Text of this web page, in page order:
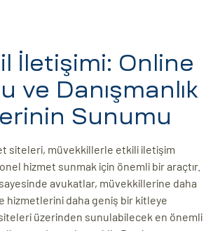
İletişimi: Online
ve Danışmanlık
Sunumu
siteleri, müvekkillerle etkili iletişim
hizmet sunmak için önemli bir araçtır.
avukatlar, müvekkillerine daha
hizmetlerini daha geniş bir kitleye
üzerinden sunulabilecek en önemli